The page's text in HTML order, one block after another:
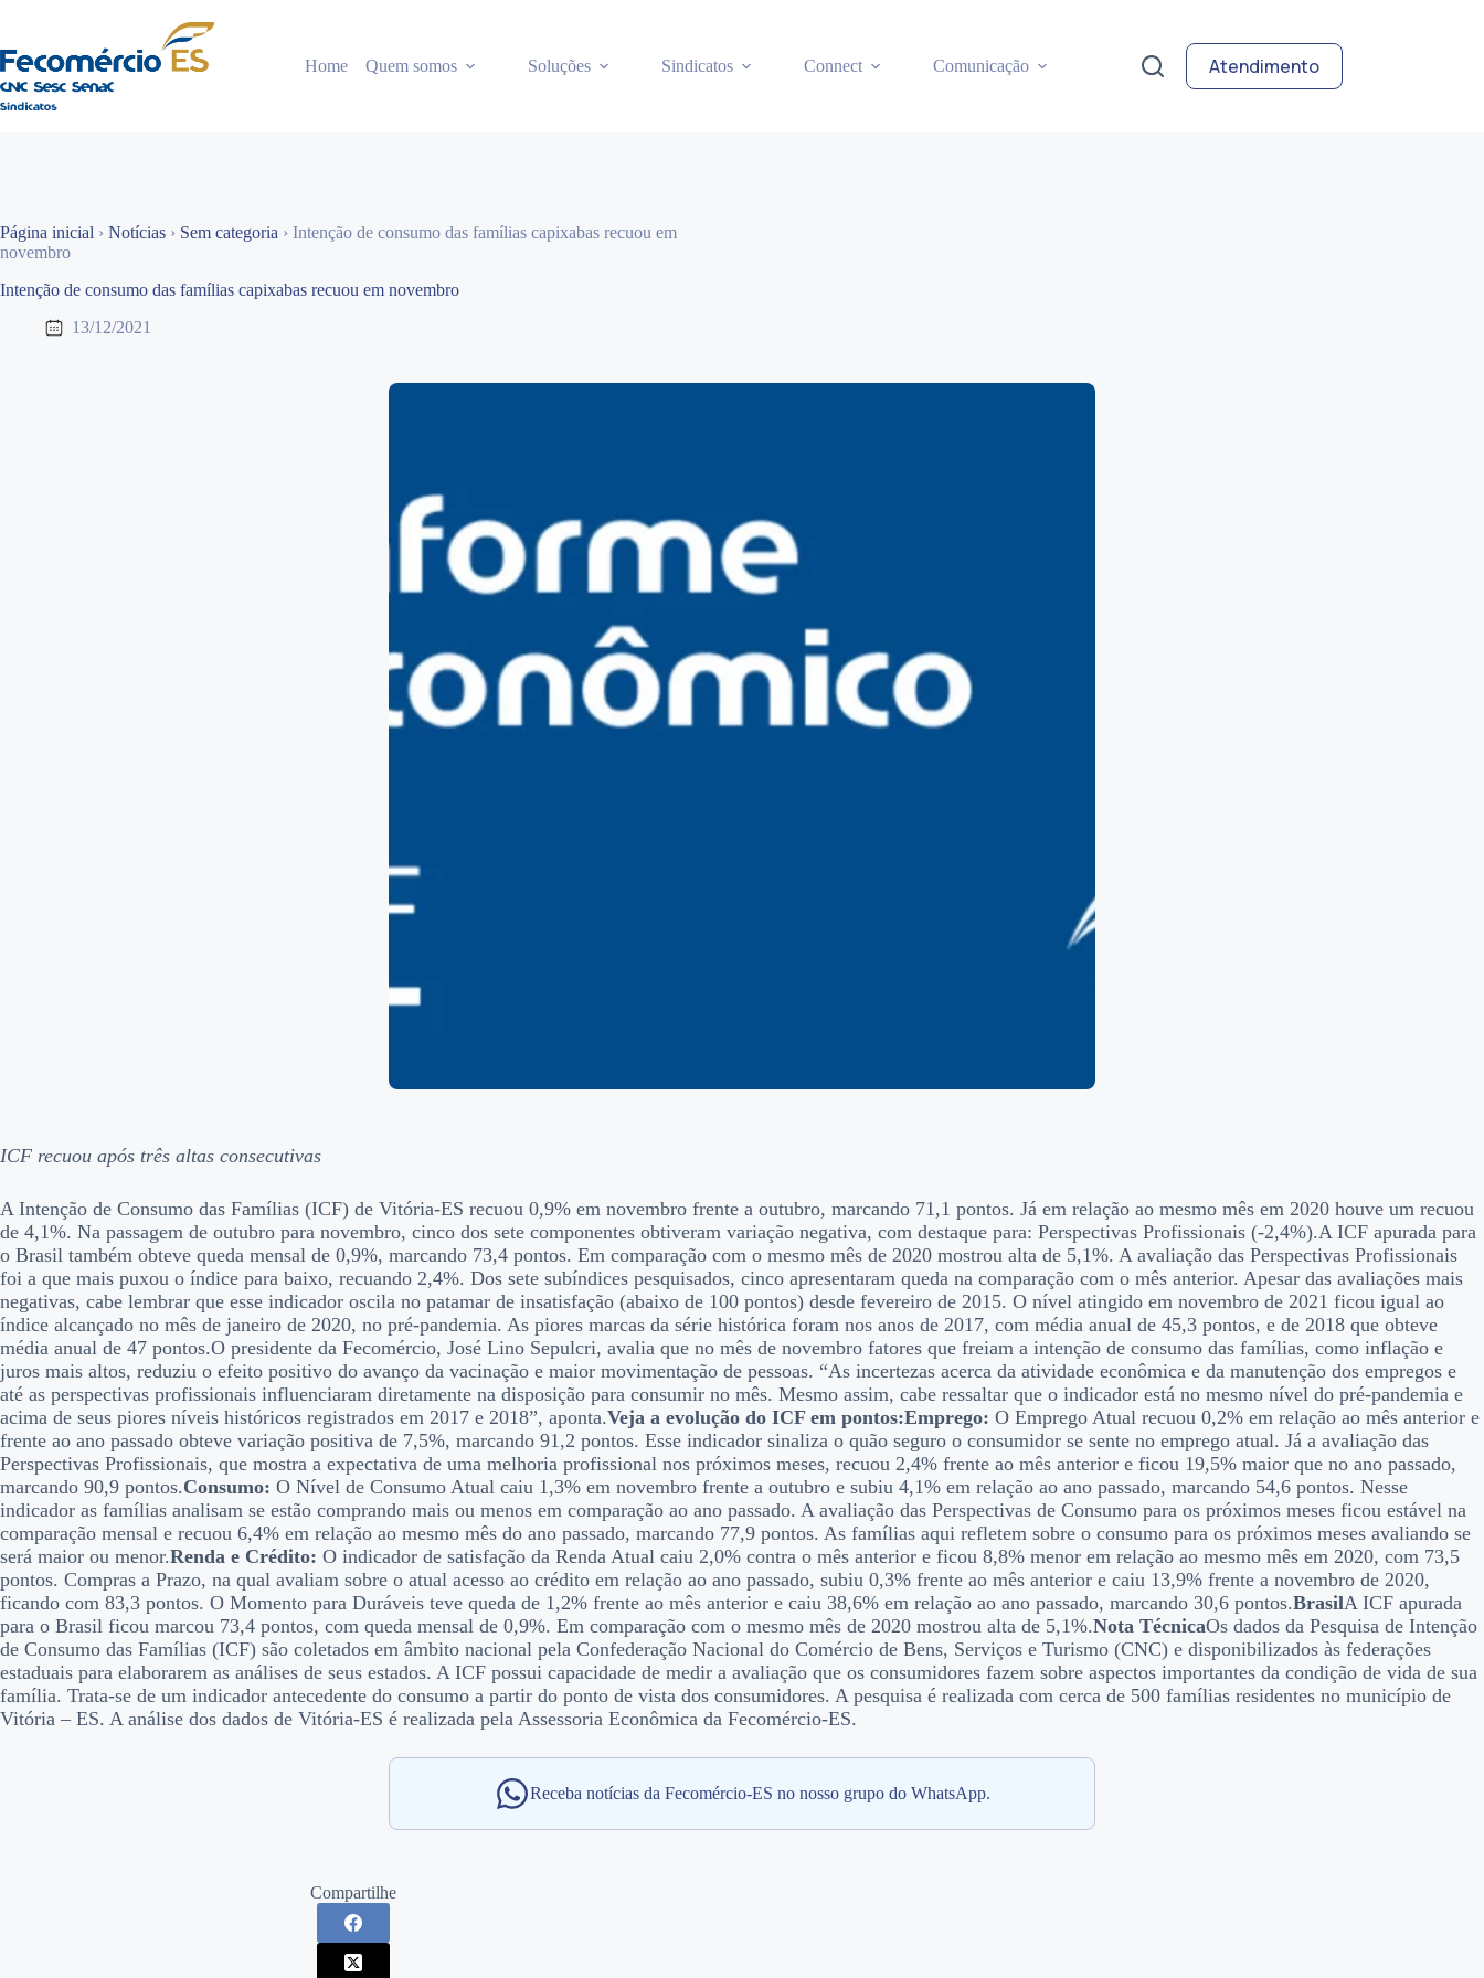
o
conteúdo
Home Quem somos Soluções Sindicatos Connect Comunicação Atendimento
Página inicial › Notícias › Sem categoria › Intenção de consumo das famílias capixabas recuou em
novembro
Intenção de consumo das famílias capixabas recuou em novembro
13/12/2021
ICF recuou após três altas consecutivas
A Intenção de Consumo das Famílias (ICF) de Vitória-ES recuou 0,9% em novembro frente a outubro, marcando 71,1 pontos. Já em relação ao mesmo mês em 2020 houve um recuou
de 4,1%. Na passagem de outubro para novembro, cinco dos sete componentes obtiveram variação negativa, com destaque para: Perspectivas Profissionais (-2,4%).A ICF apurada para
o Brasil também obteve queda mensal de 0,9%, marcando 73,4 pontos. Em comparação com o mesmo mês de 2020 mostrou alta de 5,1%. A avaliação das Perspectivas Profissionais
foi a que mais puxou o índice para baixo, recuando 2,4%. Dos sete subíndices pesquisados, cinco apresentaram queda na comparação com o mês anterior. Apesar das avaliações mais
negativas, cabe lembrar que esse indicador oscila no patamar de insatisfação (abaixo de 100 pontos) desde fevereiro de 2015. O nível atingido em novembro de 2021 ficou igual ao
índice alcançado no mês de janeiro de 2020, no pré-pandemia. As piores marcas da série histórica foram nos anos de 2017, com média anual de 45,3 pontos, e de 2018 que obteve
média anual de 47 pontos.O presidente da Fecomércio, José Lino Sepulcri, avalia que no mês de novembro fatores que freiam a intenção de consumo das famílias, como inflação e
juros mais altos, reduziu o efeito positivo do avanço da vacinação e maior movimentação de pessoas. “As incertezas acerca da atividade econômica e da manutenção dos empregos e
até as perspectivas profissionais influenciaram diretamente na disposição para consumir no mês. Mesmo assim, cabe ressaltar que o indicador está no mesmo nível do pré-pandemia e
acima de seus piores níveis históricos registrados em 2017 e 2018”, aponta.Veja a evolução do ICF em pontos:Emprego: O Emprego Atual recuou 0,2% em relação ao mês anterior e
frente ao ano passado obteve variação positiva de 7,5%, marcando 91,2 pontos. Esse indicador sinaliza o quão seguro o consumidor se sente no emprego atual. Já a avaliação das
Perspectivas Profissionais, que mostra a expectativa de uma melhoria profissional nos próximos meses, recuou 2,4% frente ao mês anterior e ficou 19,5% maior que no ano passado,
marcando 90,9 pontos.Consumo: O Nível de Consumo Atual caiu 1,3% em novembro frente a outubro e subiu 4,1% em relação ao ano passado, marcando 54,6 pontos. Nesse
indicador as famílias analisam se estão comprando mais ou menos em comparação ao ano passado. A avaliação das Perspectivas de Consumo para os próximos meses ficou estável na
comparação mensal e recuou 6,4% em relação ao mesmo mês do ano passado, marcando 77,9 pontos. As famílias aqui refletem sobre o consumo para os próximos meses avaliando se
será maior ou menor.Renda e Crédito: O indicador de satisfação da Renda Atual caiu 2,0% contra o mês anterior e ficou 8,8% menor em relação ao mesmo mês em 2020, com 73,5
pontos. Compras a Prazo, na qual avaliam sobre o atual acesso ao crédito em relação ao ano passado, subiu 0,3% frente ao mês anterior e caiu 13,9% frente a novembro de 2020,
ficando com 83,3 pontos. O Momento para Duráveis teve queda de 1,2% frente ao mês anterior e caiu 38,6% em relação ao ano passado, marcando 30,6 pontos.BrasilA ICF apurada
para o Brasil ficou marcou 73,4 pontos, com queda mensal de 0,9%. Em comparação com o mesmo mês de 2020 mostrou alta de 5,1%.Nota TécnicaOs dados da Pesquisa de Intenção
de Consumo das Famílias (ICF) são coletados em âmbito nacional pela Confederação Nacional do Comércio de Bens, Serviços e Turismo (CNC) e disponibilizados às federações
estaduais para elaborarem as análises de seus estados. A ICF possui capacidade de medir a avaliação que os consumidores fazem sobre aspectos importantes da condição de vida de sua
família. Trata-se de um indicador antecedente do consumo a partir do ponto de vista dos consumidores. A pesquisa é realizada com cerca de 500 famílias residentes no município de
Vitória – ES. A análise dos dados de Vitória-ES é realizada pela Assessoria Econômica da Fecomércio-ES.
Receba notícias da Fecomércio-ES no nosso grupo do WhatsApp.
Compartilhe